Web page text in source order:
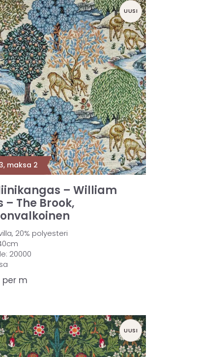
– William
– The Brook,
20% polyesteri
20000
per m
UUSI
maksa 2
UUSI